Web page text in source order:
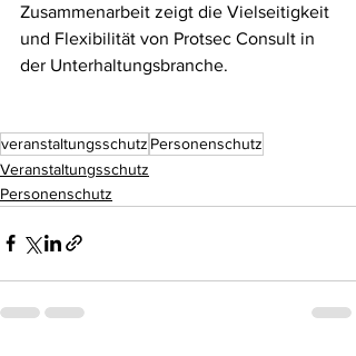
Zusammenarbeit zeigt die Vielseitigkeit
und Flexibilität von Protsec Consult in
der Unterhaltungsbranche.
veranstaltungsschutz Personenschutz
Veranstaltungsschutz
Personenschutz